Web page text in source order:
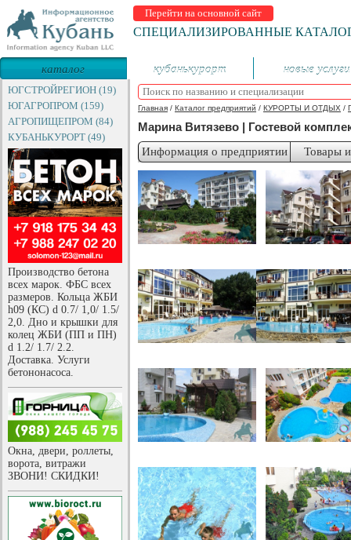
Перейти на основной сайт
СПЕЦИАЛИЗИРОВАННЫЕ
каталог
предприятий
кубанькурорт новые услуги
ЮГСТРОЙРЕГИОН (19)
ЮГАГРОПРОМ (159)
АГРОПИЩЕПРОМ (84)
КУБАНЬКУРОРТ (49)
Производство бетона
всех марок. ФБС всех
размеров. Кольца ЖБИ
h09 (КС) d 0.7/ 1,0/ 1.5/
2,0. Дно и крышки для
колец ЖБИ (ПП и ПН)
d 1.2/ 1.7/ 2.2.
Доставка. Услуги
бетононасоса.
Окна, двери, роллеты,
ворота, витражи
ЗВОНИ! СКИДКИ!
Главная / Каталог предприятий / КУРОРТЫ И ОТДЫХ /
Марина Витязево | Гостевой
Информация о предприятии Товары